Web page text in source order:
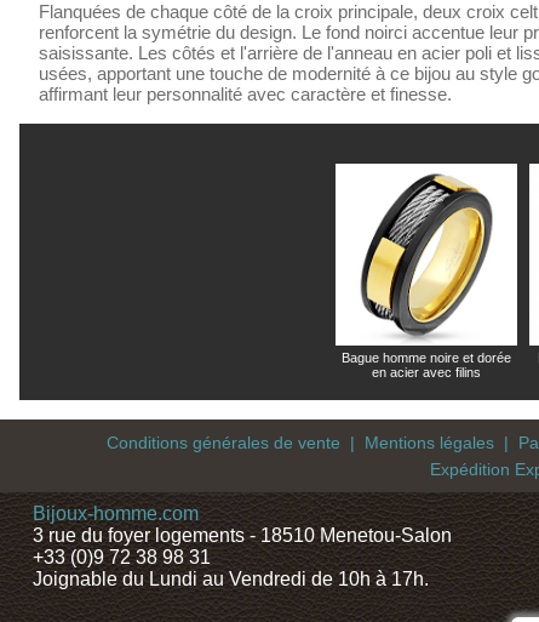
Flanquées de chaque côté de la croix principale, deux croix
renforcent la symétrie du design. Le fond noirci accentue leur
saisissante. Les côtés et l'arrière de l'anneau en acier poli et
usées, apportant une touche de modernité à ce bijou au style
affirmant leur personnalité avec caractère et finesse.
Bague homme noire et dorée
en acier avec filins
Bijoux-homme.com
3 rue du foyer logements - 18510 Menetou-Salon
+33 (0)9 72 38 98 31
Joignable du Lundi au Vendredi de 10h à 17h.
Conditions générales de vente | Mentions légales|
Expédition